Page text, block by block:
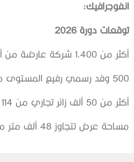
انفوجرافيك:
توقعات دورة 2026
أكثر من 1,400 شركة عارضة من أكثر من 60 دولة
500 وفد رسمي رفيع المستوى من 40 دولة
أكثر من 50 ألف زائر تجاري من 114 دولة
مساحة عرض تتجاوز 48 ألف متر مربع